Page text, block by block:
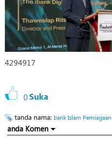
4294917
0Suka
tanda nama: bank Islam
anda Komen